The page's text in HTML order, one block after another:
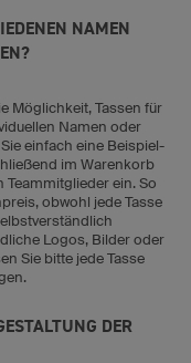
NAMEN
Möglichkeit, Tassen für
Namen oder
einfach eine Beispiel-
im Warenkorb
ein. So
obwohl jede Tasse
Logos, Bilder oder
Sie bitte jede Tasse
DER